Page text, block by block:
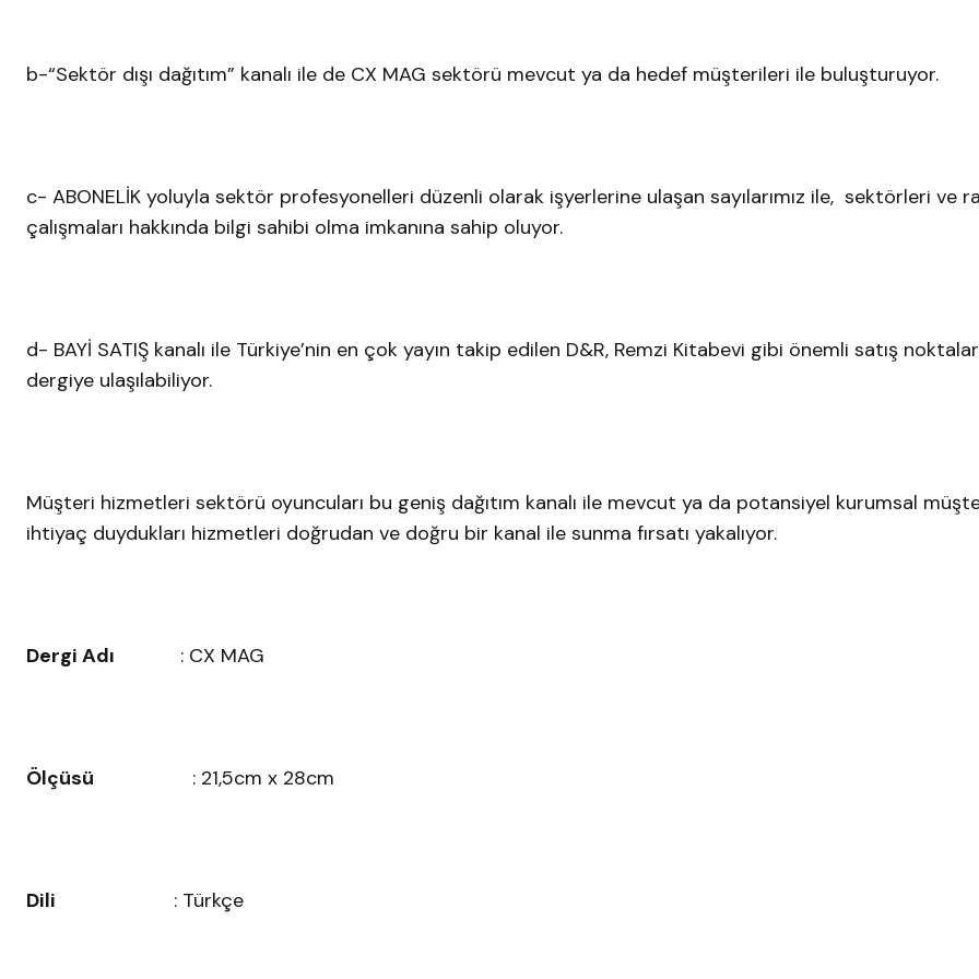
b-“Sektör dışı dağıtım” kanalı ile de CX MAG sektörü mevcut ya da hedef müşterileri ile buluşturuyor.
c- ABONELİK yoluyla sektör profesyonelleri düzenli olarak işyerlerine ulaşan sayılarımız ile, sektörleri ve
çalışmaları hakkında bilgi sahibi olma imkanına sahip oluyor.
d- BAYİ SATIŞ kanalı ile Türkiye’nin en çok yayın takip edilen D&R, Remzi Kitabevi gibi önemli satış
dergiye ulaşılabiliyor.
Müşteri hizmetleri sektörü oyuncuları bu geniş dağıtım kanalı ile mevcut ya da potansiyel kurumsal
ihtiyaç duydukları hizmetleri doğrudan ve doğru bir kanal ile sunma fırsatı yakalıyor.
Dergi Adı : CX MAG
Ölçüsü : 21,5cm x 28cm
Dili : Türkçe